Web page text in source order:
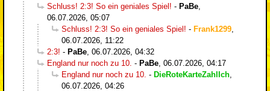
Schluss! 2:3! So ein geniales Spiel! - PaBe
06.07.2026, 05:07
Schluss! 2:3! So ein geniales Spiel! - Frank1299
06.07.2026, 11:22
2:3! - PaBe 06.07.2026, 04:32
England nur noch zu 10. - PaBe 06.07.2026, 04:17
England nur noch zu 10. - DieRoteKarteZahlIch
06.07.2026, 04:26